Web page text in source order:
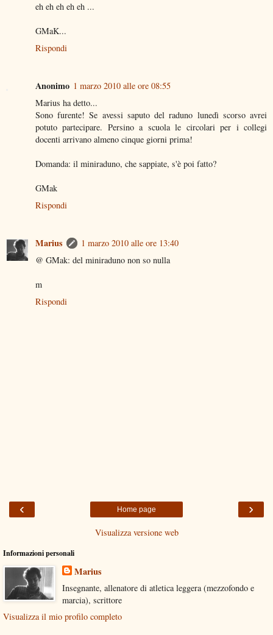
eh eh eh eh eh ...
GMaK...
Rispondi
Anonimo 1 marzo 2010 alle ore 08:55
Marius ha detto...
Sono furente! Se avessi saputo del raduno lunedì scorso avrei
potuto partecipare. Persino a scuola le circolari per i collegi
docenti arrivano almeno cinque giorni prima!
Domanda: il miniraduno, che sappiate, s'è poi fatto?
GMak
Rispondi
Marius
1 marzo 2010 alle ore 13:40
@ GMak: del miniraduno non so nulla
m
Rispondi
‹ ›
Home page
Visualizza versione web
Informazioni personali
Marius
Insegnante, allenatore di atletica leggera (mezzofondo e
marcia), scrittore
Visualizza il mio profilo completo